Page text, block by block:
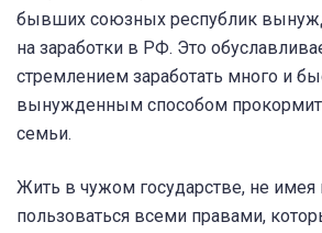
бывших союзных республик
на заработки в РФ. Это
стремлением заработать много и
вынужденным способом
семьи.
Жить в чужом государстве, не
пользоваться всеми правами,